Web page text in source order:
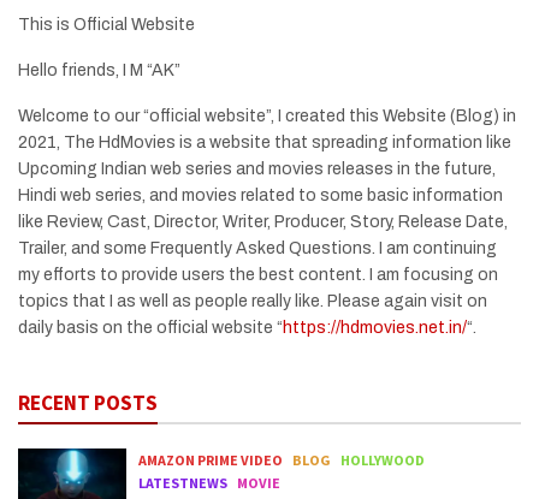
This is Official Website
Hello friends, I M “AK”
Welcome to our “official website”, I created this Website (Blog) in
2021, The HdMovies is a website that spreading information like
Upcoming Indian web series and movies releases in the future,
Hindi web series, and movies related to some basic information
like Review, Cast, Director, Writer, Producer, Story, Release Date,
Trailer, and some Frequently Asked Questions. I am continuing
my efforts to provide users the best content. I am focusing on
topics that I as well as people really like. Please again visit on
daily basis on the official website “ https://hdmovies.net.in/“.
RECENT POSTS
AMAZON PRIME VIDEO BLOG
HOLLYWOOD
LATESTNEWS MOVIE